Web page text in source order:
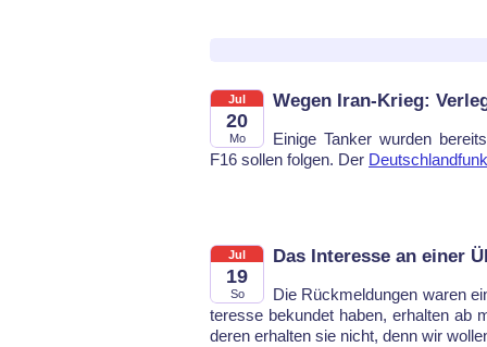
Jul
20
Mo
Wegen Iran-Krieg:
Ei­ni­ge Tan­ker wur­den
F16 sol­len fol­gen. Der
Jul
19
So
Das Interesse an einer
Die Rück­mel­dun­gen wa­ren
ter­es­se be­kun­det ha­ben, er­hal­ten ab
de­ren er­hal­ten sie nicht, denn wir